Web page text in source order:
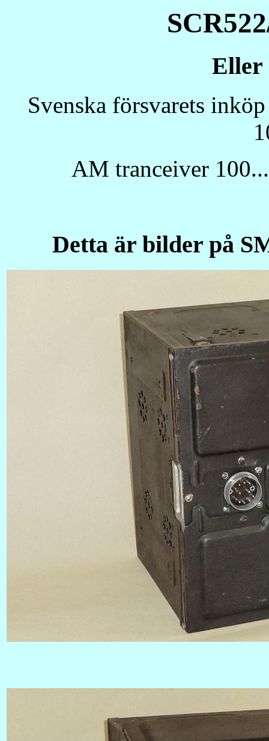
Eller
Svenska försvarets
AM tranceiver
Detta är bilder på